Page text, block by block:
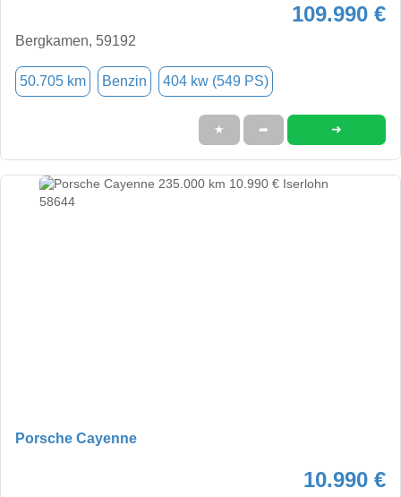
109.990 €
Bergkamen, 59192
50.705 km Benzin 404 kw (549 PS)
★ ➦ ➜
Porsche Cayenne
10.990 €